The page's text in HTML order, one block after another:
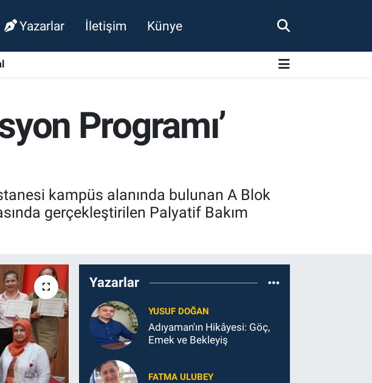
Yazarlar İletişim Künye
Programı’
kampüs alanında bulunan A Blok
gerçekleştirilen Palyatif Bakım
Yazarlar
YUSUF DOĞAN
Adıyaman'ın Hikâyesi: Göç,
Emek ve Bekleyiş
FATMA ULUBEY